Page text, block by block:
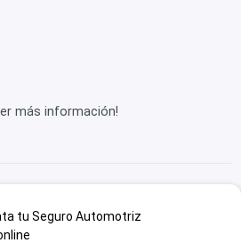
más información!
tu Seguro Automotriz